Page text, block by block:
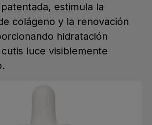
estimula la
colágeno y la renovación
hidratación
luce visiblemente